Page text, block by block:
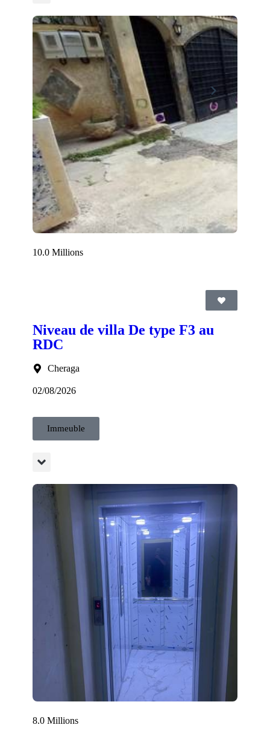
10.0 Millions
Niveau de villa De type F3 au
RDC
Cheraga
02/08/2026
Immeuble
8.0 Millions